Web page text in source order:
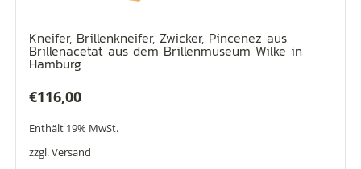
Kneifer, Brillenkneifer, Zwicker, Pincenez aus
Brillenacetat aus dem Brillenmuseum Wilke in
Hamburg
€116,00
Enthält 19% MwSt.
zzgl.Versand